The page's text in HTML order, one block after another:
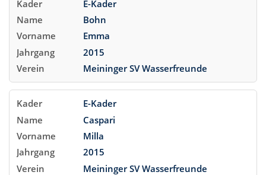
E-Kader
Bohn
Emma
2015
Meininger SV Wasserfreunde
E-Kader
Caspari
Milla
2015
Meininger SV Wasserfreunde